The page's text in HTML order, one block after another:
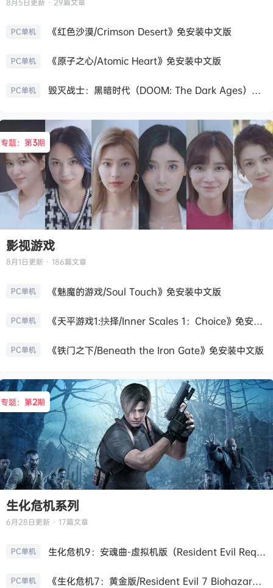
PC单机 《红色沙漠/Crimson Desert》免安装中文版
PC单机 《原子之心/Atomic Heart》免安装中文版
PC单机 毁灭战士：黑暗时代（DOOM: The Dark Ages）免安装中文版
专题：第3期
影视游戏
8月1日更新 · 186篇文章
PC单机 《魅魔的游戏/Soul Touch》免安装中文版
PC单机 《天平游戏1:抉择/Inner Scales 1：Choice》免安装中文版
PC单机 《铁门之下/Beneath the Iron Gate》免安装中文版
专题：第2期
生化危机系列
6月28日更新 · 17篇文章
PC单机 生化危机9：安魂曲-虚拟机版（Resident Evil Requiem HYPERVISOR）免安装中文版
PC单机 《生化危机7：黄金版/Resident Evil 7 Biohazard》免安装中文版